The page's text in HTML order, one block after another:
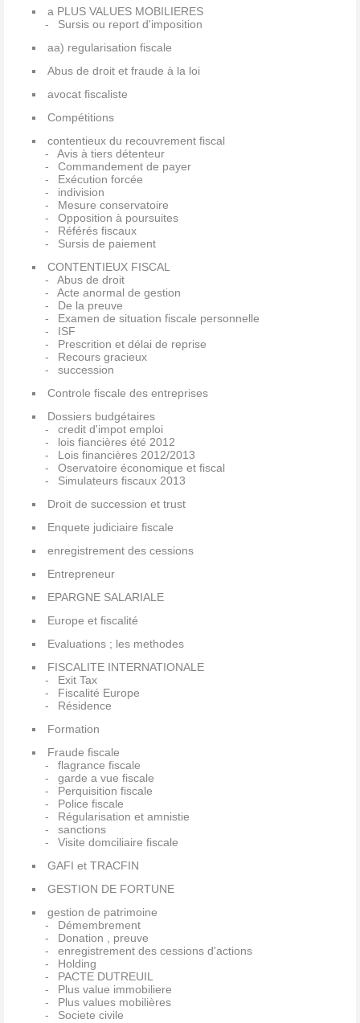
a PLUS VALUES MOBILIERES
Sursis ou report d'imposition
aa) regularisation fiscale
Abus de droit et fraude à la loi
avocat fiscaliste
Compétitions
contentieux du recouvrement fiscal
Avis à tiers détenteur
Commandement de payer
Exécution forcée
indivision
Mesure conservatoire
Opposition à poursuites
Référés fiscaux
Sursis de paiement
CONTENTIEUX FISCAL
Abus de droit
Acte anormal de gestion
De la preuve
Examen de situation fiscale personnelle
ISF
Prescrition et délai de reprise
Recours gracieux
succession
Controle fiscale des entreprises
Dossiers budgétaires
credit d'impot emploi
lois fiancières été 2012
Lois financières 2012/2013
Oservatoire économique et fiscal
Simulateurs fiscaux 2013
Droit de succession et trust
Enquete judiciaire fiscale
enregistrement des cessions
Entrepreneur
EPARGNE SALARIALE
Europe et fiscalité
Evaluations ; les methodes
FISCALITE INTERNATIONALE
Exit Tax
Fiscalité Europe
Résidence
Formation
Fraude fiscale
flagrance fiscale
garde a vue fiscale
Perquisition fiscale
Police fiscale
Régularisation et amnistie
sanctions
Visite domciliaire fiscale
GAFI et TRACFIN
GESTION DE FORTUNE
gestion de patrimoine
Démembrement
Donation , preuve
enregistrement des cessions d'actions
Holding
PACTE DUTREUIL
Plus value immobiliere
Plus values mobilières
Societe civile